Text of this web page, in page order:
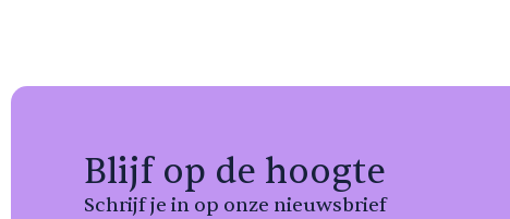
Blijf op de hoogte
Schrijf je in op onze nieuwsbrief